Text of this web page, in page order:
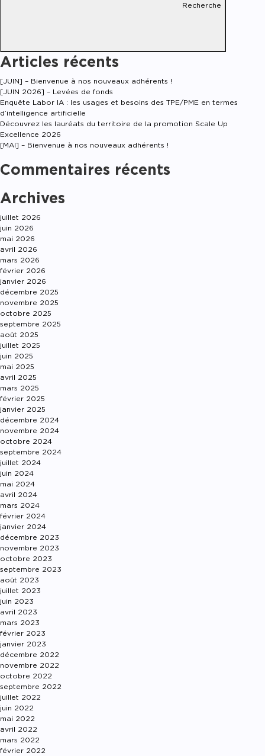
Recherche
Articles récents
[JUIN] – Bienvenue à nos nouveaux adhérents !
[JUIN 2026] – Levées de fonds
Enquête Labor IA : les usages et besoins des TPE/PME en termes
d’intelligence artificielle
Découvrez les lauréats du territoire de la promotion Scale Up
Excellence 2026
[MAI] – Bienvenue à nos nouveaux adhérents !
Commentaires récents
Archives
juillet 2026
juin 2026
mai 2026
avril 2026
mars 2026
février 2026
janvier 2026
décembre 2025
novembre 2025
octobre 2025
septembre 2025
août 2025
juillet 2025
juin 2025
mai 2025
avril 2025
mars 2025
février 2025
janvier 2025
décembre 2024
novembre 2024
octobre 2024
septembre 2024
juillet 2024
juin 2024
mai 2024
avril 2024
mars 2024
février 2024
janvier 2024
décembre 2023
novembre 2023
octobre 2023
septembre 2023
août 2023
juillet 2023
juin 2023
avril 2023
mars 2023
février 2023
janvier 2023
décembre 2022
novembre 2022
octobre 2022
septembre 2022
juillet 2022
juin 2022
mai 2022
avril 2022
mars 2022
février 2022